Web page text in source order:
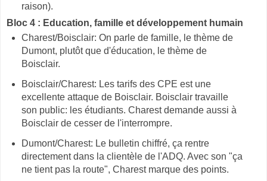
raison).
Bloc 4 : Education, famille et développement humain
Charest/Boisclair: On parle de famille, le thème de
Dumont, plutôt que d'éducation, le thème de
Boisclair.
Boisclair/Charest: Les tarifs des CPE est une
excellente attaque de Boisclair. Boisclair travaille
son public: les étudiants. Charest demande aussi à
Boisclair de cesser de l'interrompre.
Dumont/Charest: Le bulletin chiffré, ça rentre
directement dans la clientèle de l'ADQ. Avec son "ça
ne tient pas la route", Charest marque des points.